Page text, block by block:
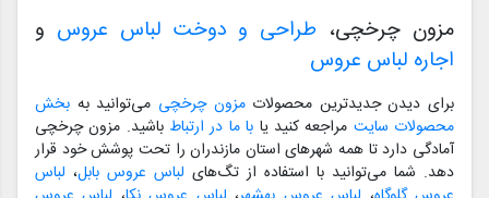
مزون چرخچی، طراحی و دوخت لباس عروس و
اجاره لباس عروس
برای دیدن جدیدترین محصولاتمزون چرخچی می‌توانید به بخش
محصولات سایت مراجعه کنید یا با ما در ارتباط باشید. مزون چرخچی
آمادگی دارد تا همه شهرهای استان مازندران را تحت پوشش خود قرار
دهد. شما می‌توانید با استفاده از تگ‌های لباس عروس بابل، لباس